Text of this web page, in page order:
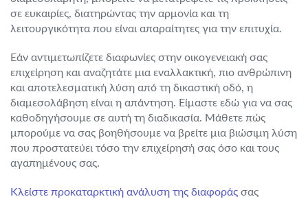
σε ευκαιρίες, διατηρώντας την αρμονία και τη
λειτουργικότητα που είναι απαραίτητες για την επιτυχία.
Εάν αντιμετωπίζετε διαφωνίες στην οικογενειακή σας
επιχείρηση και αναζητάτε μια εναλλακτική, πιο ανθρώπινη
και αποτελεσματική λύση από τη δικαστική οδό, η
διαμεσολάβηση είναι η απάντηση. Είμαστε εδώ για να σας
καθοδηγήσουμε σε αυτή τη διαδικασία. Μάθετε πώς
μπορούμε να σας βοηθήσουμε να βρείτε μια βιώσιμη λύση
που προστατεύει τόσο την επιχείρησή σας όσο και τους
αγαπημένους σας.
Κλείστε προκαταρκτική ανάλυση της διαφοράς σας